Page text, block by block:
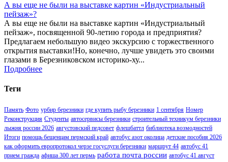
А вы еще не были на выставке картин «Индустриальный
пейзаж»?
А вы еще не были на выставке картин «Индустриальный
пейзаж», посвященной 90-летию города и предприятия?
Предлагаем небольшую видео экскурсию с торжественного
открытия выставки!Но, конечно, лучше увидеть это своими
глазами в Березниковском историко-ху...
Подробнее
Теги
Память Фото урбир березники где купить рыбу березники 1 сентября Номер
Реконструкция Студенты автосервисы березники строительный техникум березники
лыжня россии 2026 августовский педсовет флешбаттл библиотека возмодностей
Итоги помощь бещенцам пермский край автобус азот околица детские пособия 2026
как оформить европротокол черзе госуслуги березники маршрут 44 автобус 41
прием гражда афиша 300 лет пермь работа почта россии автобус 41 август